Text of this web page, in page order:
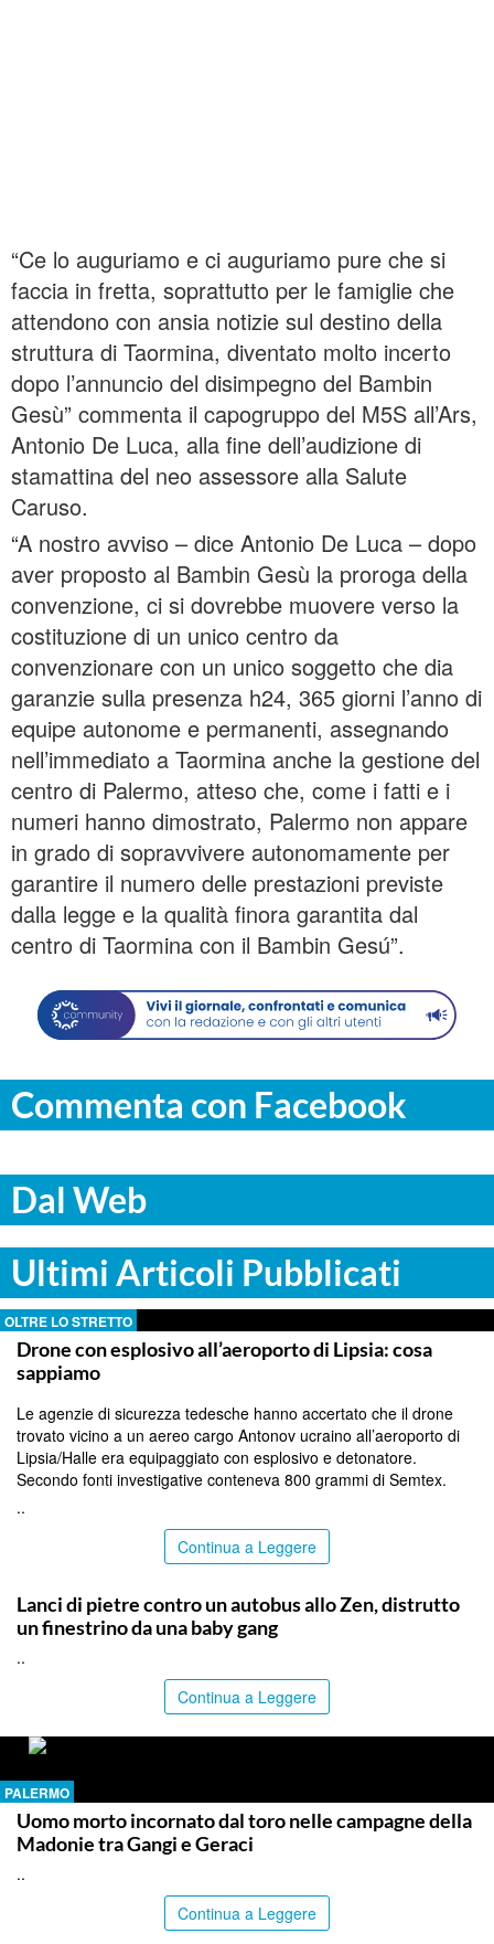
“Ce lo auguriamo e ci auguriamo pure che si
faccia in fretta, soprattutto per le famiglie che
attendono con ansia notizie sul destino della
struttura di Taormina, diventato molto incerto
dopo l’annuncio del disimpegno del Bambin
Gesù” commenta il capogruppo del M5S all’Ars,
Antonio De Luca, alla fine dell’audizione di
stamattina del neo assessore alla Salute
Caruso.
“A nostro avviso – dice Antonio De Luca – dopo
aver proposto al Bambin Gesù la proroga della
convenzione, ci si dovrebbe muovere verso la
costituzione di un unico centro da
convenzionare con un unico soggetto che dia
garanzie sulla presenza h24, 365 giorni l’anno di
equipe autonome e permanenti, assegnando
nell’immediato a Taormina anche la gestione del
centro di Palermo, atteso che, come i fatti e i
numeri hanno dimostrato, Palermo non appare
in grado di sopravvivere autonomamente per
garantire il numero delle prestazioni previste
dalla legge e la qualità finora garantita dal
centro di Taormina con il Bambin Gesú”.
Commenta con Facebook
Dal Web
Ultimi Articoli Pubblicati
OLTRE LO STRETTO
Drone con esplosivo all’aeroporto di Lipsia: cosa
sappiamo
Le agenzie di sicurezza tedesche hanno accertato che il drone
trovato vicino a un aereo cargo Antonov ucraino all’aeroporto di
Lipsia/Halle era equipaggiato con esplosivo e detonatore.
Secondo fonti investigative conteneva 800 grammi di Semtex.
..
Continua a Leggere
Lanci di pietre contro un autobus allo Zen, distrutto
un finestrino da una baby gang
..
Continua a Leggere
PALERMO
Uomo morto incornato dal toro nelle campagne della
Madonie tra Gangi e Geraci
..
Continua a Leggere